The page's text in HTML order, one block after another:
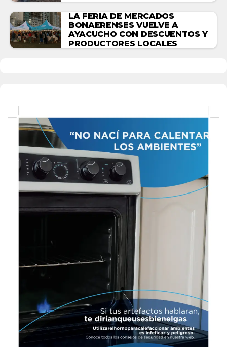
LA FERIA DE MERCADOS
BONAERENSES VUELVE A
AYACUCHO CON DESCUENTOS Y
PRODUCTORES LOCALES